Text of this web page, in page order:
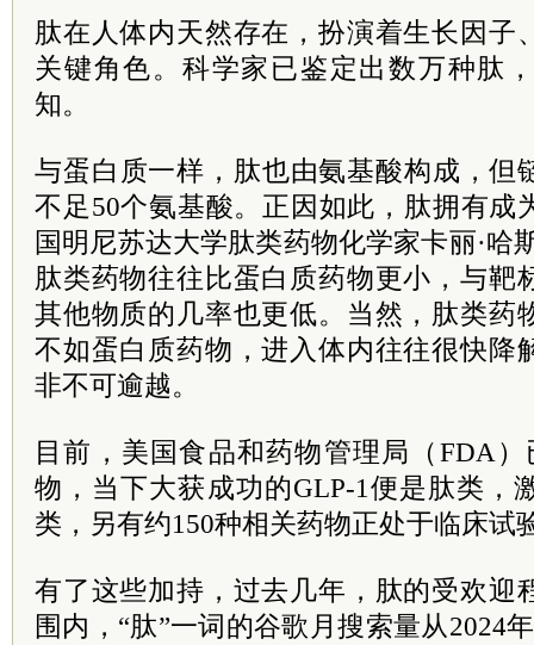
肽在人体内天然存在，扮演着生长因子
关键角色。科学家已鉴定出数万种肽
知。
与蛋白质一样，肽也由氨基酸构成，
不足50个氨基酸。正因如此，肽拥有成
国明尼苏达大学肽类药物化学家卡丽·哈
肽类药物往往比蛋白质药物更小，与靶
其他物质的几率也更低。当然，肽类药
不如蛋白质药物，进入体内往往很快降
非不可逾越。
目前，美国食品和药物管理局（FDA
物，当下大获成功的GLP-1便是肽类，
类，另有约150种相关药物正处于临床试
有了这些加持，过去几年，肽的受欢迎
围内，“肽”一词的谷歌月搜索量从2024